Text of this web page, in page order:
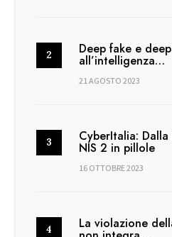
Deep fake e
all’intelligenza…
21 AGOSTO 2023
CyberItalia:
NIS 2 in pillole
16 OTTOBRE 2023
La violazione